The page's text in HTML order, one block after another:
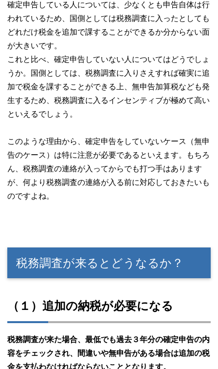
確定申告している人については、少なくとも申告自体は行
われているため、国側としては税務調査に入ったとしても
どれだけ税金を追加で課することができるか分からない面
が大きいです。
これと比べ、確定申告していない人についてはどうでしょ
うか。国側としては、税務調査に入りさえすれば確実に追
加で税金を課することができる上、無申告加算税なども発
生するため、税務調査に入るインセンティブが極めて高い
といえるでしょう。
このような理由から、確定申告をしていないケース（無申
告のケース）は特に注意が必要であるといえます。もちろ
ん、税務調査の連絡が入ってからでも打つ手はあります
が、何より税務調査の連絡が入る前に対応しておきたいも
のですよね。
税務調査が来るとどうなるか？
（１）追加の納税が必要になる
税務調査が来た場合、最低でも過去３年分の確定申告の内
容をチェックされ、間違いや無申告がある場合は追加の税
金を支払わなければならないこととなります。